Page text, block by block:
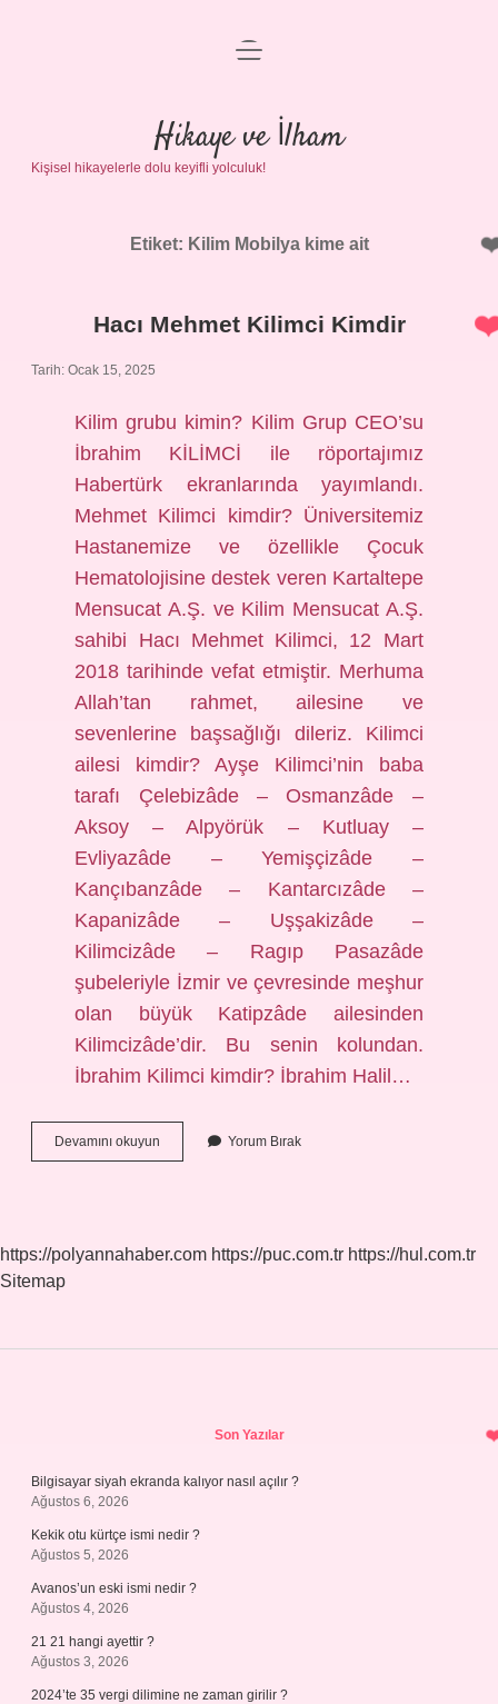
Anasayfa
Gizlilik Politikası
Yasal Uyarı
menüyü
Hikaye ve İlham
Kişisel hikayelerle dolu keyifli yolculuk!
Etiket: Kilim Mobilya kime ait
Hacı Mehmet Kilimci Kimdir
Tarih: Ocak 15, 2025
Kilim grubu kimin? Kilim Grup CEO’su
İbrahim KİLİMCİ ile röportajımız
Habertürk ekranlarında yayımlandı.
Mehmet Kilimci kimdir? Üniversitemiz
Hastanemize ve özellikle Çocuk
Hematolojisine destek veren Kartaltepe
Mensucat A.Ş. ve Kilim Mensucat A.Ş.
sahibi Hacı Mehmet Kilimci, 12 Mart
2018 tarihinde vefat etmiştir. Merhuma
Allah’tan rahmet, ailesine ve
sevenlerine başsağlığı dileriz. Kilimci
ailesi kimdir? Ayşe Kilimci’nin baba
tarafı Çelebizâde – Osmanzâde –
Aksoy – Alpyörük – Kutluay –
Evliyazâde – Yemişçizâde –
Kançıbanzâde – Kantarcızâde –
Kapanizâde – Uşşakizâde –
Kilimcizâde – Ragıp Pasazâde
şubeleriyle İzmir ve çevresinde meşhur
olan büyük Katipzâde ailesinden
Kilimcizâde’dir. Bu senin kolundan.
İbrahim Kilimci kimdir? İbrahim Halil…
Devamını okuyun
Mehmet
Yorum Bırak
https://polyannahaber.com https://puc.com.tr https://hul.com.tr
Sitemap
Son Yazılar
Bilgisayar siyah ekranda kalıyor nasıl açılır ?
Ağustos 6, 2026
Kekik otu kürtçe ismi nedir ?
Ağustos 5, 2026
Avanos’un eski ismi nedir ?
Ağustos 4, 2026
21 21 hangi ayettir ?
Ağustos 3, 2026
2024’te 35 vergi dilimine ne zaman girilir ?